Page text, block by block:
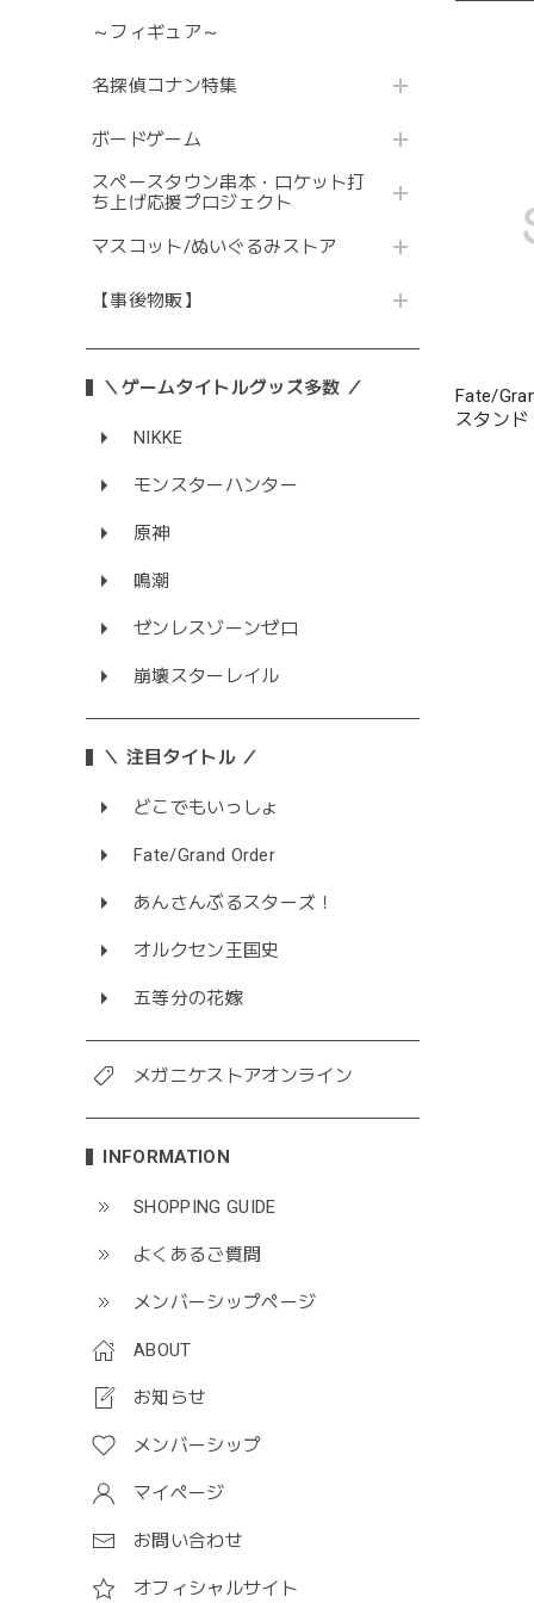
～フィギュア～
名探偵コナン特集
ボードゲーム
スペースタウン串本・ロケット打
ち上げ応援プロジェクト
マスコット/ぬいぐるみストア
【事後物販】
＼ゲームタイトルグッズ多数 ／
NIKKE
モンスターハンター
原神
鳴潮
ゼンレスゾーンゼロ
崩壊スターレイル
＼ 注目タイトル ／
どこでもいっしょ
Fate/Grand Order
あんさんぶるスターズ！
オルクセン王国史
五等分の花嫁
メガニケストアオンライン
INFORMATION
SHOPPING GUIDE
よくあるご質問
メンバーシップページ
ABOUT
お知らせ
メンバーシップ
マイページ
お問い合わせ
オフィシャルサイト
Fate/
スタン